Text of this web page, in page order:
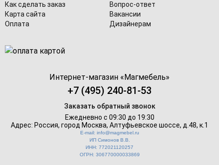
Как сделать заказ
Вопрос-ответ
Карта сайта
Вакансии
Оплата
Дизайнерам
Интернет-магазин «Магмебель»
+7 (495) 240-81-53
Заказать обратный звонок
Ежедневно с 09:30 до 19:30
Адрес: Россия, город Москва, Алтуфьевское шоссе, д.48, к.1
E-mail: info@magmebel.ru
ИП Симонов В.В.
ИНН: 772021120257
ОГРН: 306770000033869